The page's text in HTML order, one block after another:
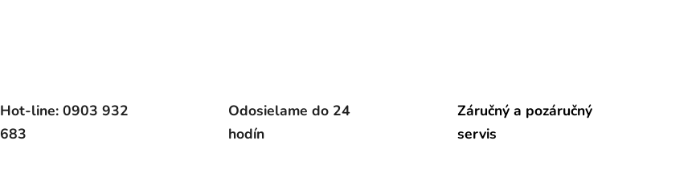
Hot-line: 0903 932
683
Odosielame do 24
hodín
Záručný a pozáručný
servis